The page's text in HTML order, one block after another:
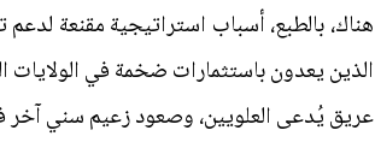
هناك، بالطبع، أسباب استراتيجية مقنعة
الذين يعدون باستثمارات ضخمة في
عريق يُدعى العلويين، وصعود زعيم سني آخر